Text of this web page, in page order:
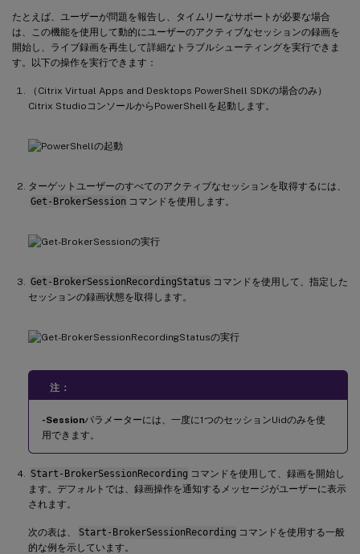
たとえば、ユーザーが問題を報告し、タイムリーなサポートが必要な場合
は、この機能を使用して動的にユーザーのアクティブなセッションの録画を
開始し、ライブ録画を再生して詳細なトラブルシューティングを実行できま
す。以下の操作を実行できます：
（Citrix Virtual Apps and Desktops PowerShell SDKの場合のみ）
Citrix StudioコンソールからPowerShellを起動します。
ターゲットユーザーのすべてのアクティブなセッションを取得するには、
Get-BrokerSession コマンドを使用します。
Get-BrokerSessionRecordingStatus コマンドを使用して、指定した
セッションの録画状態を取得します。
注：
-Sessionパラメーターには、一度に1つのセッションUidのみを使
用できます。
Start-BrokerSessionRecording コマンドを使用して、録画を開始し
ます。デフォルトでは、録画操作を通知するメッセージがユーザーに表示
されます。
次の表は、 Start-BrokerSessionRecording コマンドを使用する一般
的な例を示しています。